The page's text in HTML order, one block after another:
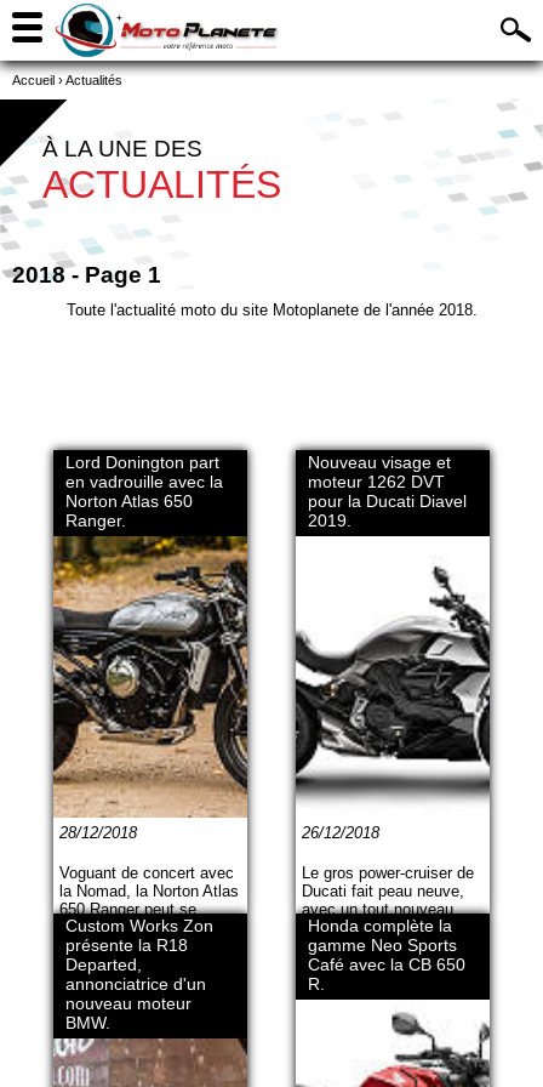
Accueil ›Actualités
À LA UNE DES
ACTUALITÉS
2018 - Page 1
Toute l'actualité moto du site Motoplanete de l'année 2018.
Lord Donington part
en vadrouille avec la
Norton Atlas 650
Ranger.
28/12/2018
Voguant de concert avec
la Nomad, la Norton Atlas
650 Ranger peut se
permettre des sorties
plus champêtres avec
son équipement
spécifique, tout en
conservant le charme de
la marque anglaise.
Nouveau visage et
moteur 1262 DVT
pour la Ducati Diavel
2019.
26/12/2018
Le gros power-cruiser de
Ducati fait peau neuve,
avec un tout nouveau
châssis, un twin plus
rempli, une face
remodelée et de la grogne
à revendre.
Custom Works Zon
présente la R18
Departed,
annonciatrice d'un
nouveau moteur
BMW.
Honda complète la
gamme Neo Sports
Café avec la CB 650
R.